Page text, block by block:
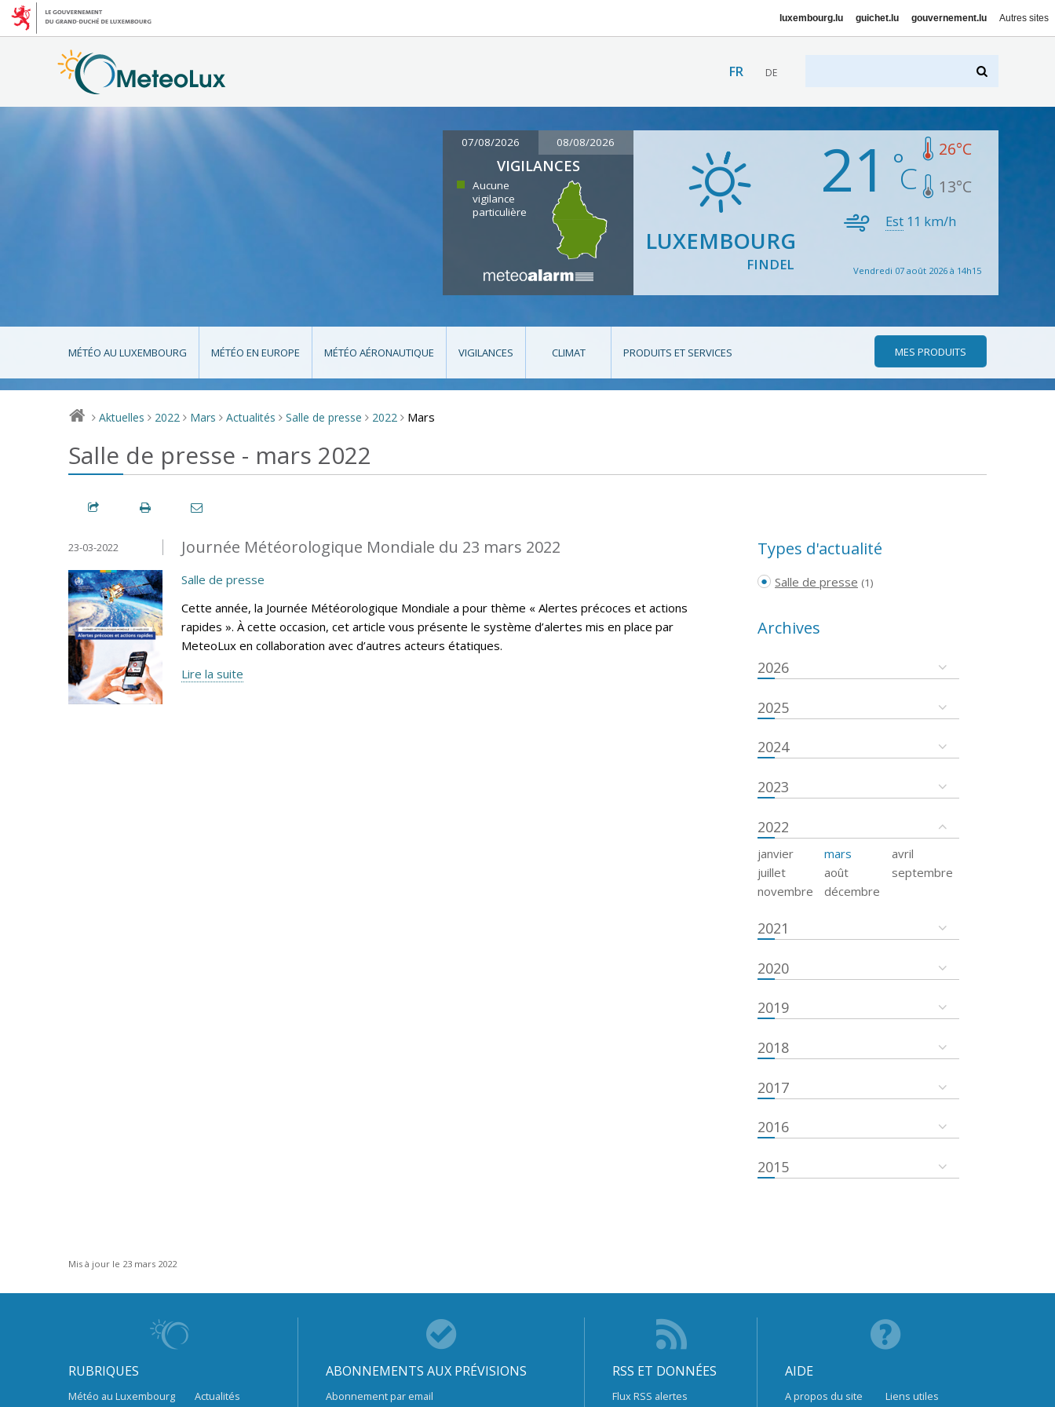
luxembourg.lu guichet.lu gouvernement.lu Autres sites
FR DE
07/08/2026 08/08/2026
VIGILANCES
Aucune
vigilance
particulière
LUXEMBOURG
FINDEL
21 26°C
13°C
Est11 km/h
Vendredi 07 août 2026 à 14h15
MÉTÉO AU LUXEMBOURG MÉTÉO EN EUROPE MÉTÉO AÉRONAUTIQUE VIGILANCES CLIMAT PRODUITS ET SERVICES MES PRODUITS
> Aktuelles > 2022 > Mars > Actualités > Salle de presse > 2022 > Mars
Salle de presse - mars 2022
Journée Météorologique Mondiale du 23 mars 2022
23-03-2022
Salle de presse
Cette année, la Journée Météorologique Mondiale a pour thème « Alertes précoces et actions
rapides ». À cette occasion, cet article vous présente le système d’alertes mis en place par
MeteoLux en collaboration avec d’autres acteurs étatiques.
Lire la suite
Types d'actualité
Salle de presse (1)
Archives
2026
2025
2024
2023
2022
janvier mars
avril
juillet
août
septembre
novembre
décembre
2021
2020
2019
2018
2017
2016
2015
Mis à jour le 23 mars 2022
RUBRIQUES
Météo au Luxembourg Actualités
ABONNEMENTS AUX PRÉVISIONS
Abonnement par email
RSS ET DONNÉES
Flux RSS alertes
AIDE
A propos du site Liens utiles